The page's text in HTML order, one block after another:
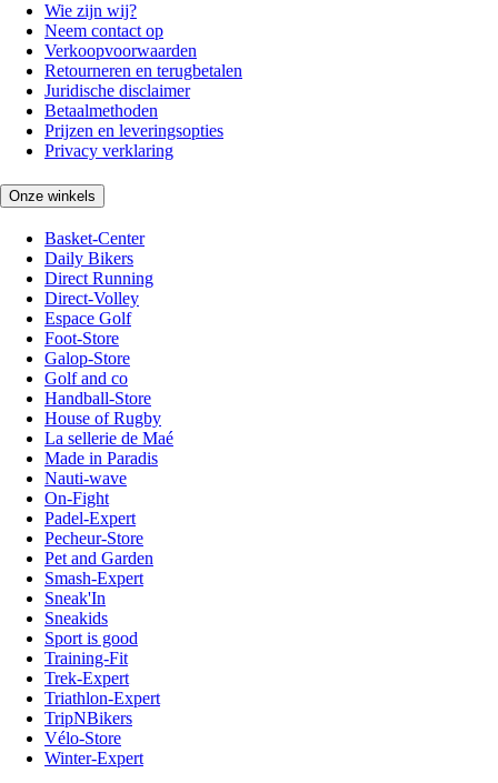
Wie zijn wij?
Neem contact op
Verkoopvoorwaarden
Retourneren en terugbetalen
Juridische disclaimer
Betaalmethoden
Prijzen en leveringsopties
Privacy verklaring
Onze winkels
Basket-Center
Daily Bikers
Direct Running
Direct-Volley
Espace Golf
Foot-Store
Galop-Store
Golf and co
Handball-Store
House of Rugby
La sellerie de Maé
Made in Paradis
Nauti-wave
On-Fight
Padel-Expert
Pecheur-Store
Pet and Garden
Smash-Expert
Sneak'In
Sneakids
Sport is good
Training-Fit
Trek-Expert
Triathlon-Expert
TripNBikers
Vélo-Store
Winter-Expert